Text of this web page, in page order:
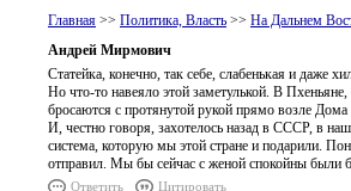
Главная >> Политика, Власть >> На Дальнем
Андрей Мирмович
Статейка, конечно, так себе, слабенькая и даже
Но что-то навеяло этой заметулькой. В
бросаются с протянутой рукой прямо возле Дома
И, честно говоря, захотелось назад в СССР, в
система, которую мы этой стране и подарили.
отправил. Мы бы сейчас с женой спокойны были
Ответить Цитировать